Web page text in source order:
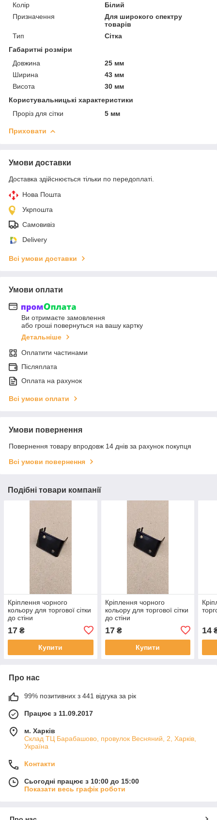
Колір
Білий
Призначення
Для широкого спектру
товарів
Тип
Сітка
Габаритні розміри
Довжина
25 мм
Ширина
43 мм
Висота
30 мм
Користувальницькі характеристики
Проріз для сітки
5 мм
Приховати
Умови доставки
Доставка здійснюється тільки по передоплаті.
Нова Пошта
Укрпошта
Самовивіз
Delivery
Всі умови доставки
Умови оплати
Ви отримаєте замовлення
або гроші повернуться на вашу картку
Детальніше
Оплатити частинами
Післяплата
Оплата на рахунок
Всі умови оплати
Умови повернення
Повернення товару впродовж 14 днів за рахунок покупця
Всі умови повернення
Подібні товари компанії
Кріплення чорного
кольору для торгової сітки
до стіни
17 ₴
Купити
Кріплення чорного
кольору для торгової сітки
до стіни
17₴
Купити
14
Про нас
99% позитивних з 441 відгука за рік
Працює з 11.09.2017
м. Харків
Склад ТЦ Барабашово, провулок Весняний, 2, Харків,
Україна
Контакти
Сьогодні працює з 10:00 до 15:00
Показати весь графік роботи